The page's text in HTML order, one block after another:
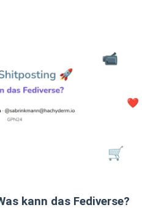
kann das Fediverse?